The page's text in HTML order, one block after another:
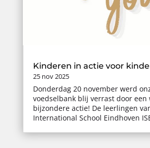
Kinderen in actie voor
25 nov 2025
Donderdag 20 november werd
voedselbank blij verrast door een
bijzondere actie! De leerlingen
International School Eindhoven